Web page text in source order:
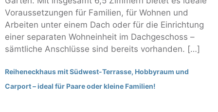
Voraussetzungen für Familien, für Wohnen und
Arbeiten unter einem Dach oder für die Einrichtung
einer separaten Wohneinheit im Dachgeschoss –
sämtliche Anschlüsse sind bereits vorhanden. […]
Reiheneckhaus mit Südwest-Terrasse, Hobbyraum und
Carport – ideal für Paare oder kleine Familien!